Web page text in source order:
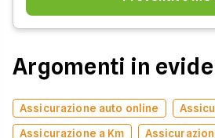
Argomenti in
Assicurazione auto online
Assicurazione a Km